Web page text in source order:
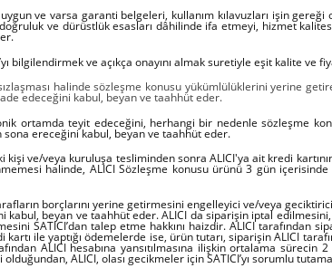
ve varsa garanti belgeleri, kullanım kılavuzları işin
ve dürüstlük esasları dâhilinde ifa etmeyi, hizmet
bilgilendirmek ve açıkça onayını almak suretiyle eşit kalite ve
halinde sözleşme konusu yükümlülüklerini yerine
edeceğini kabul, beyan ve taahhüt eder.
ortamda teyit edeceğini, herhangi bir nedenle sözleşme
sona ereceğini kabul, beyan ve taahhüt eder.
kişi ve/veya kuruluşa tesliminden sonra ALICI'ya ait kredi
halinde, ALICI Sözleşme konusu ürünü 3 gün içerisinde
borçlarını yerine getirmesini engelleyici ve/veya
beyan ve taahhüt eder. ALICI da siparişin iptal
SATICI’dan talep etme hakkını haizdir. ALICI tarafından
ile yaptığı ödemelerde ise, ürün tutarı, siparişin ALICI
ALICI hesabına yansıtılmasına ilişkin ortalama
ALICI, olası gecikmeler için SATICI’yı sorumlu